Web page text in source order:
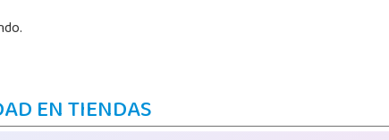
EN TIENDAS